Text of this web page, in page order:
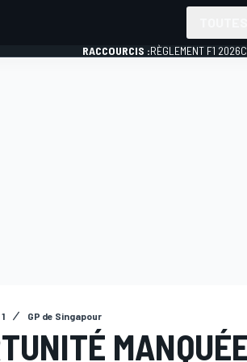
RACCOURCIS :RÈGLEMENT F1 2026
GP de Singapour